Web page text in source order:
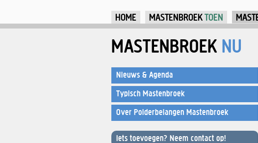
HOME MASTENBROEKTOEN
MASTENBROEK NU
Nieuws & Agenda
Typisch Mastenbroek
Over Polderbelangen Mastenbroek
Iets toevoegen? Neem contact op!